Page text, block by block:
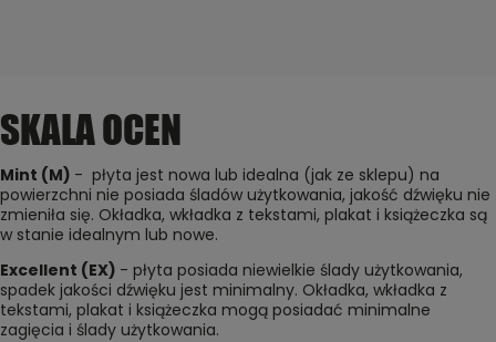
SKALA OCEN
Mint (M) - płyta jest nowa lub idealna (jak ze sklepu) na
powierzchni nie posiada śladów użytkowania, jakość dźwięku nie
zmieniła się. Okładka, wkładka z tekstami, plakat i książeczka są
w stanie idealnym lub nowe.
Excellent (EX) - płyta posiada niewielkie ślady użytkowania,
spadek jakości dźwięku jest minimalny. Okładka, wkładka z
tekstami, plakat i książeczka mogą posiadać minimalne
zagięcia i ślady użytkowania.